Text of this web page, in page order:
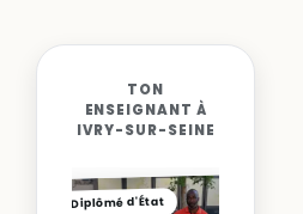
TON
ENSEIGNANT À
IVRY-SUR-SEINE
Diplômé d'État